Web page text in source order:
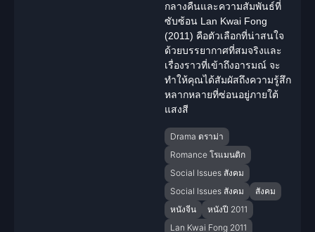
กลางคืนและความสัมพันธ์ที่
ซับซ้อน Lan Kwai Fong
(2011) คือตัวเลือกที่น่าสนใจ
ด้วยบรรยากาศที่สมจริงและ
เรื่องราวที่เข้าถึงอารมณ์ จะ
ทำให้คุณได้สัมผัสถึงความรู้สึก
หลากหลายที่ซ่อนอยู่ภายใต้
แสงสี
Drama ดราม่า
Romance โรแมนติก
Social Issues สังคม
Social Issues สังคม
สังคม
หนังจีน
หนังปี 2011
Lan Kwai Fong 2011